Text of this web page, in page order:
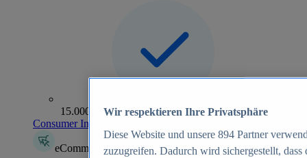
15.000+ Marken
Consumer Insights entdecken
eCommerce Insights
Wir respektieren Ihre Privatsphäre
Diese Website und unsere 894 Partner
zuzugreifen. Dadurch wird sichergestellt,